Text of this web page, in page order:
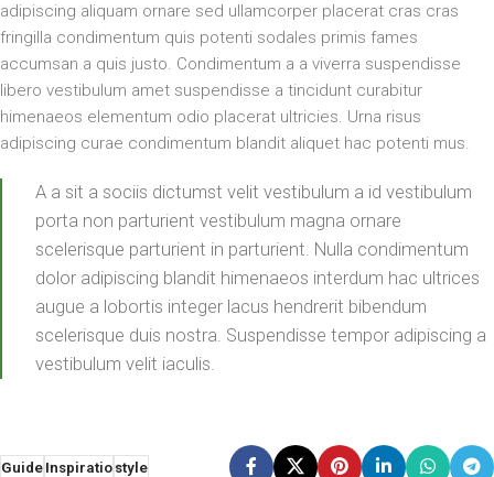
adipiscing aliquam ornare sed ullamcorper placerat cras cras
fringilla condimentum quis potenti sodales primis fames
accumsan a quis justo. Condimentum a a viverra suspendisse
libero vestibulum amet suspendisse a tincidunt curabitur
himenaeos elementum odio placerat ultricies. Urna risus
adipiscing curae condimentum blandit aliquet hac potenti mus.
A a sit a sociis dictumst velit vestibulum a id vestibulum
porta non parturient vestibulum magna ornare
scelerisque parturient in parturient. Nulla condimentum
dolor adipiscing blandit himenaeos interdum hac ultrices
augue a lobortis integer lacus hendrerit bibendum
scelerisque duis nostra. Suspendisse tempor adipiscing a
vestibulum velit iaculis.
GuideInspiratiostyle